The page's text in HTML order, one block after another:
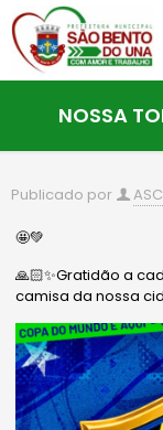
NOSSA
Publicado por
🤩💚
🙏🏻✨Gratidão a
camisa da nossa